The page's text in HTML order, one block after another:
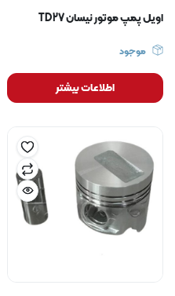
اویل پمپ موتور نیسان TD27
موجود
اطلاعات بیشتر